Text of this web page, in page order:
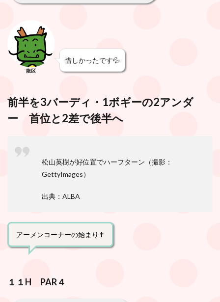
龍区
惜しかったです💦
前半を3バーディ・1ボギーの2アンダ
ー 首位と2差で後半へ
松山英樹が好位置でハーフターン（撮影：
GettyImages）
出典：ALBA
アーメンコーナーの始まり✝️
１１H PAR４